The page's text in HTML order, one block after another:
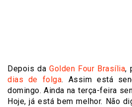
Depois da Golden Four Brasília,
dias de folga. Assim está
domingo. Ainda na terça-feira
Hoje, já está bem melhor. Não